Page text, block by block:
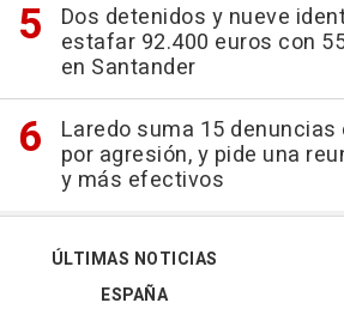
Dos detenidos y nueve
estafar 92.400 euros con
en Santander
Laredo suma 15 denuncias
por agresión, y pide una
y más efectivos
ÚLTIMAS NOTICIAS
ESPAÑA